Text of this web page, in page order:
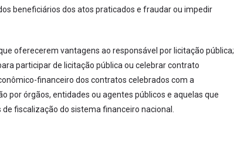
beneficiários dos atos praticados e fraudar ou impedir
oferecerem vantagens ao responsável por licitação pública;
participar de licitação pública ou celebrar contrato
financeiro dos contratos celebrados com a
por órgãos, entidades ou agentes públicos e aquelas que
fiscalização do sistema financeiro nacional.